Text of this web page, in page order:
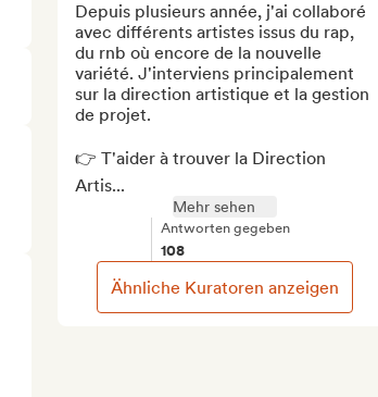
Depuis plusieurs année, j'ai collaboré
avec différents artistes issus du rap,
du rnb où encore de la nouvelle
variété. J'interviens principalement
sur la direction artistique et la gestion
de projet.
👉 T'aider à trouver la Direction
Artis...
Mehr sehen
Antworten gegeben
108
Ähnliche Kuratoren anzeigen